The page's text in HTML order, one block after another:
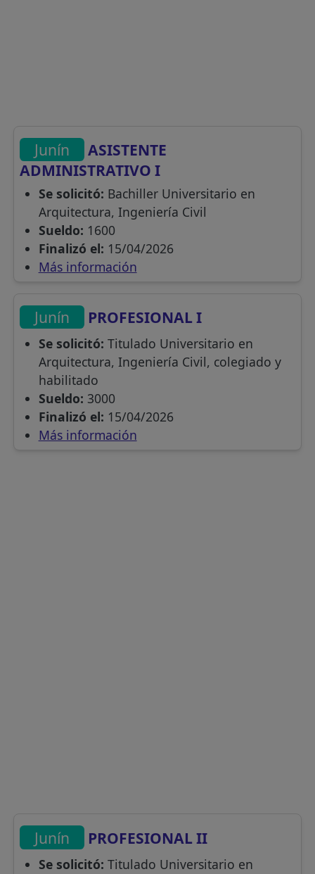
Junín
ASISTENTE
ADMINISTRATIVO I
Se solicitó: Bachiller Universitario en
Arquitectura, Ingeniería Civil
Sueldo: 1600
Finalizó el: 15/04/2026
Más información
Junín PROFESIONAL I
Se solicitó: Titulado Universitario en
Arquitectura, Ingeniería Civil, colegiado y
habilitado
Sueldo: 3000
Finalizó el: 15/04/2026
Más información
Junín PROFESIONAL II
Se solicitó: Titulado Universitario en